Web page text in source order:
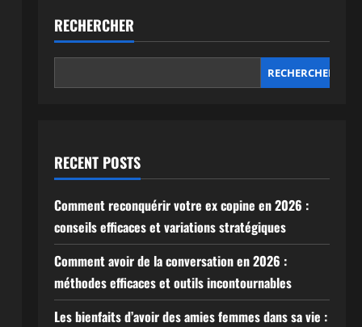
RECHERCHER
RECHERCHER
RECENT POSTS
Comment reconquérir votre ex copine en 2026 :
conseils efficaces et variations stratégiques
Comment avoir de la conversation en 2026 :
méthodes efficaces et outils incontournables
Les bienfaits d’avoir des amies femmes dans sa vie :